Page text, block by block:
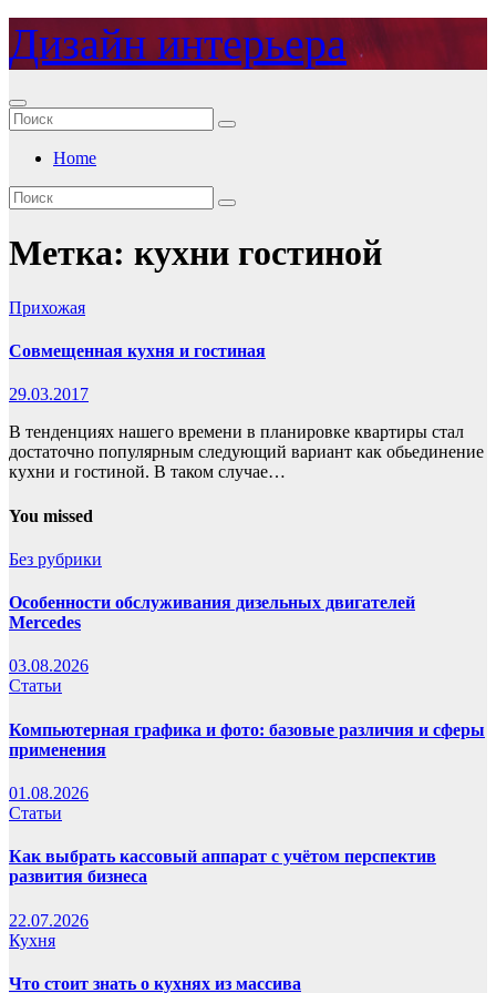
Перейти
к
содержимому
Дизайн интерьера
Home
Метка: кухни гостиной
Прихожая
Совмещенная кухня и гостиная
29.03.2017
В тенденциях нашего времени в планировке квартиры стал
достаточно популярным следующий вариант как обьединение
кухни и гостиной. В таком случае…
You missed
Без рубрики
Особенности обслуживания дизельных двигателей
Mercedes
03.08.2026
Статьи
Компьютерная графика и фото: базовые различия и сферы
применения
01.08.2026
Статьи
Как выбрать кассовый аппарат с учётом перспектив
развития бизнеса
22.07.2026
Кухня
Что стоит знать о кухнях из массива